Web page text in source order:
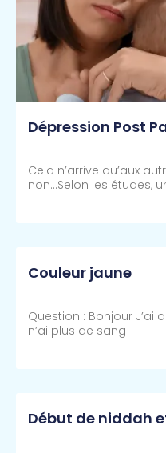
Dépression Post
Cela n’arrive qu’aux
non…Selon les études,
Couleur jaune
Question : Bonjour J’ai
n’ai plus de sang
Début de niddah